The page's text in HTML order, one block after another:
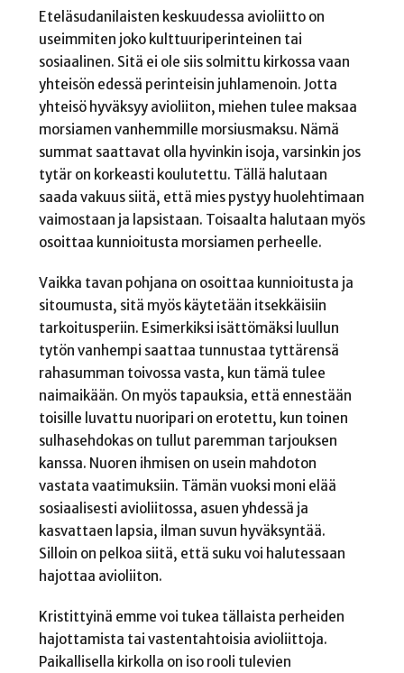
Eteläsudanilaisten keskuudessa avioliitto on
useimmiten joko kulttuuriperinteinen tai
sosiaalinen. Sitä ei ole siis solmittu kirkossa vaan
yhteisön edessä perinteisin juhlamenoin. Jotta
yhteisö hyväksyy avioliiton, miehen tulee maksaa
morsiamen vanhemmille morsiusmaksu. Nämä
summat saattavat olla hyvinkin isoja, varsinkin jos
tytär on korkeasti koulutettu. Tällä halutaan
saada vakuus siitä, että mies pystyy huolehtimaan
vaimostaan ja lapsistaan. Toisaalta halutaan myös
osoittaa kunnioitusta morsiamen perheelle.
Vaikka tavan pohjana on osoittaa kunnioitusta ja
sitoumusta, sitä myös käytetään itsekkäisiin
tarkoitusperiin. Esimerkiksi isättömäksi luullun
tytön vanhempi saattaa tunnustaa tyttärensä
rahasumman toivossa vasta, kun tämä tulee
naimaikään. On myös tapauksia, että ennestään
toisille luvattu nuoripari on erotettu, kun toinen
sulhasehdokas on tullut paremman tarjouksen
kanssa. Nuoren ihmisen on usein mahdoton
vastata vaatimuksiin. Tämän vuoksi moni elää
sosiaalisesti avioliitossa, asuen yhdessä ja
kasvattaen lapsia, ilman suvun hyväksyntää.
Silloin on pelkoa siitä, että suku voi halutessaan
hajottaa avioliiton.
Kristittyinä emme voi tukea tällaista perheiden
hajottamista tai vastentahtoisia avioliittoja.
Paikallisella kirkolla on iso rooli tulevien